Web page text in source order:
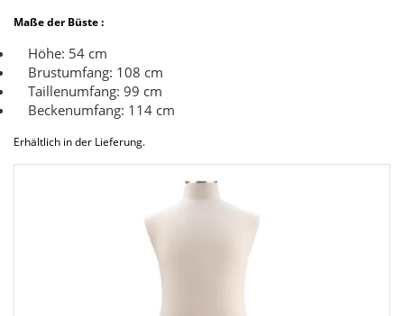
Maße der Büste :
Höhe: 54 cm
Brustumfang: 108 cm
Taillenumfang: 99 cm
Beckenumfang: 114 cm
Erhältlich in der Lieferung.